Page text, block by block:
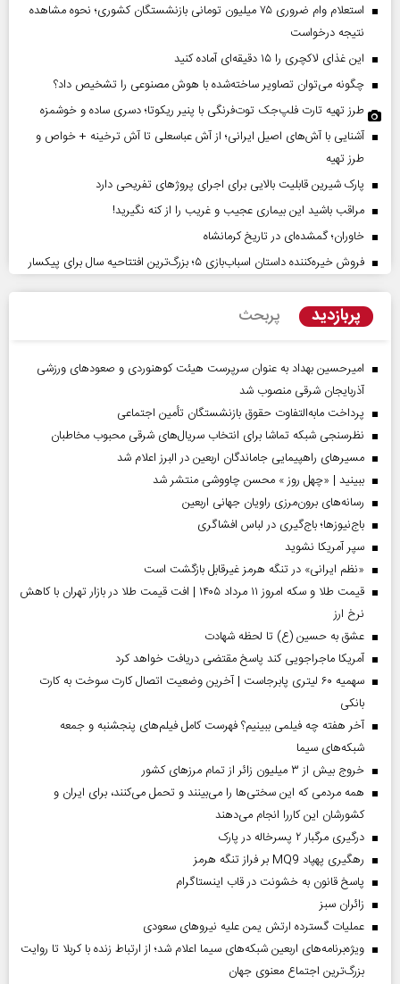
استعلام وام ضروری ۷۵ میلیون تومانی بازنشستگان کشوری؛ نحوه مشاهده
نتیجه درخواست
این غذای لاکچری را ۱۵ دقیقه‌ای آماده کنید
چگونه می‌توان تصاویر ساخته‌شده با هوش مصنوعی را تشخیص داد؟
طرز تهیه تارت فلپ‌جک توت‌فرنگی با پنیر ریکوتا؛ دسری ساده و خوشمزه
آشنایی با آش‌های اصیل ایرانی؛ از آش عباسعلی تا آش ترخینه + خواص و
طرز تهیه
پارک شیرین قابلیت‌ بالایی برای اجرای پروژهای تفریحی دارد
مراقب باشید این بیماری عجیب و غریب را از کنه نگیرید!
خاوران؛ گمشده‌ای در تاریخ کرمانشاه
فروش خیره‌کننده داستان اسباب‌بازی ۵؛ بزرگ‌ترین افتتاحیه سال برای پیکسار
پربازدید پربحث
امیرحسین بهداد به عنوان سرپرست هیئت کوهنوردی و صعودهای ورزشی
آذربایجان شرقی منصوب شد
پرداخت مابه‌التفاوت حقوق بازنشستگان تأمین اجتماعی
نظرسنجی شبکه تماشا برای انتخاب سریال‌های شرقی محبوب مخاطبان
مسیر‌های راهپیمایی جاماندگان اربعین در البرز اعلام شد
ببینید | «چهل روز » محسن چاووشی منتشر شد
رسانه‌های برون‌مرزی راویان جهانی اربعین
باج‌نیوزها؛ باج‌گیری در لباس افشاگری
سپر آمریکا نشوید
«نظم ایرانی» در تنگه هرمز غیرقابل بازگشت است
قیمت طلا و سکه امروز ۱۱ مرداد ۱۴۰۵ | افت قیمت طلا در بازار تهران با کاهش
نرخ ارز
عشق به حسین (ع) تا لحظه شهادت
آمریکا ماجراجویی کند پاسخ مقتضی دریافت خواهد کرد
سهمیه ۶۰ لیتری پابرجاست | آخرین وضعیت اتصال کارت سوخت به کارت
بانکی
آخر هفته چه فیلمی ببینیم؟ فهرست کامل فیلم‌های پنجشنبه و جمعه
شبکه‌های سیما
خروج بیش از ۳ میلیون زائر از تمام مرز‌های کشور
همه مردمی که این سختی‌ها را می‌بینند و تحمل می‌کنند، برای ایران و
کشورشان این کاررا انجام می‌دهند
درگیری مرگبار ۲ پسرخاله در پارک
رهگیری پهپاد MQ9 بر فراز تنگه هرمز
پاسخ قانون به خشونت در قاب اینستاگرام
‌زائران سبز
عملیات گسترده ارتش یمن علیه نیروهای سعودی
ویژه‌برنامه‌های اربعین شبکه‌های سیما اعلام شد؛ از ارتباط زنده با کربلا تا روایت
بزرگ‌ترین اجتماع معنوی جهان